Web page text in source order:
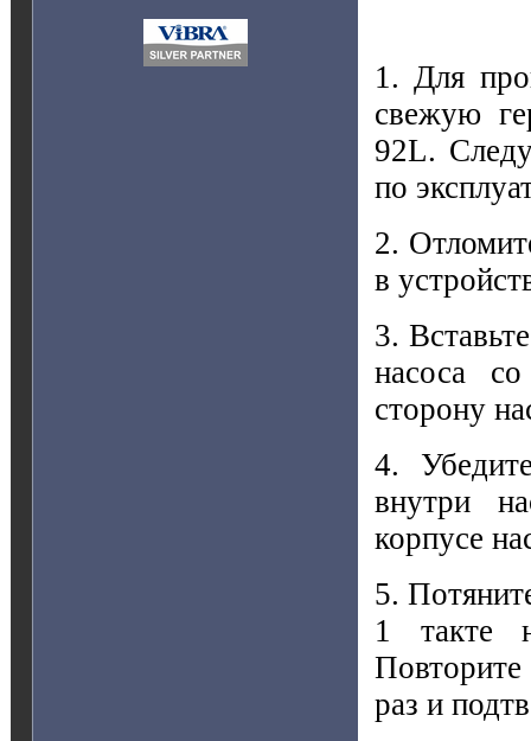
1. Для
свежую
92L.
по
2.
в
3.
насоса
сторону
4.
внутри
корпусе
5.
1 такте
раз и